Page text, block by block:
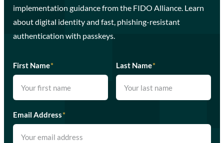
implementation guidance from the FIDO Alliance. Learn
about digital identity and fast, phishing-resistant
authentication with passkeys.
First Name* Last Name*
Email Address*